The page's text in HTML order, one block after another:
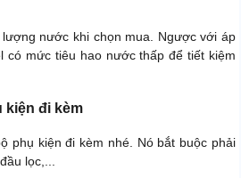
nước khi chọn mua. Ngược với áp
có mức tiêu hao nước thấp để tiết kiệm
kiện đi kèm
phụ kiện đi kèm nhé. Nó bắt buộc phải
lọc,...